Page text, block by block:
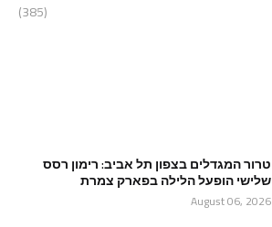
(385)
טרור המגדלים בצפון תל אביב: רימון רסס
שלישי הופעל הלילה בפארק צמרת
August 06, 2026